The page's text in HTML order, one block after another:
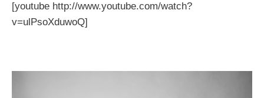
[youtube http://www.youtube.com/watch?
v=ulPsoXduwoQ]